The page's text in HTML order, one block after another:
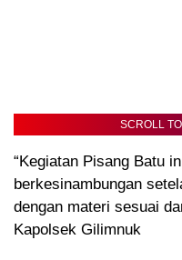
SCROLL
“Kegiatan Pisang Batu
berkesinambungan
dengan materi sesuai
Kapolsek Gilimnuk